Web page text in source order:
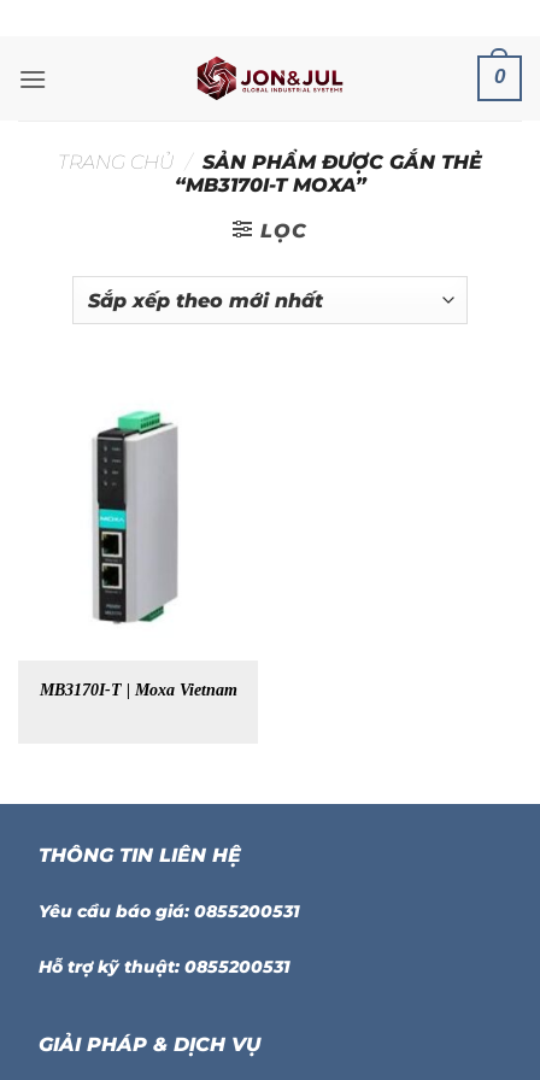
nội
0
TRANG CHỦ / SẢN PHẨM ĐƯỢC GẮN THẺ
“MB3170I-T MOXA”
LỌC
MB3170I-T | Moxa Vietnam
THÔNG TIN LIÊN HỆ
Yêu cầu báo giá: 0855200531
Hỗ trợ kỹ thuật: 0855200531
GIẢI PHÁP & DỊCH VỤ